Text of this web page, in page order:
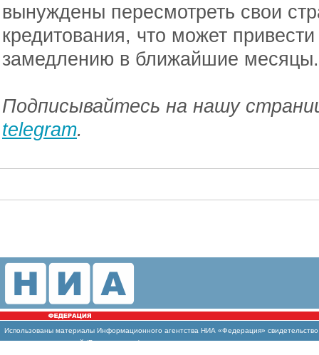
вынуждены пересмотреть свои
кредитования, что может
замедлению в ближайшие месяцы.
Подписывайтесь на нашу
telegram.
Использованы материалы Информационного агентства НИА «Федерация»
массовых коммуникаций (Роскомнадзор)